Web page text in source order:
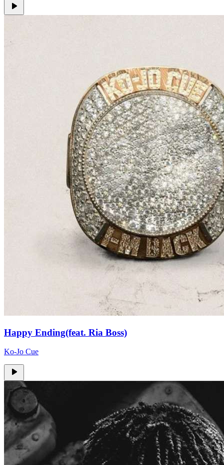
Happy Ending(feat. Ria Boss)
Ko-Jo Cue